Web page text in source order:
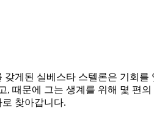
갖게된 실베스타 스텔론은 기회
, 때문에 그는 생계를 위해 몇 편
찾아갑니다.